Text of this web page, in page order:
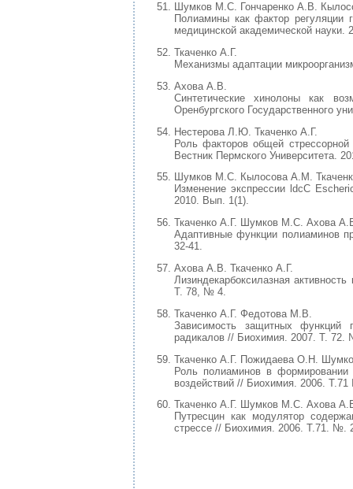
Шумков М.С. Гончаренко А.В.
Полиамины как фактор регуляции
медицинской академической
Ткаченко А.Г.
Механизмы адаптации
Ахова А.В.
Синтетические хинолоны как
Оренбургского Государственного
Нестерова Л.Ю. Ткаченко А.Г.
Роль факторов общей
Вестник Пермского Университета.
Шумков М.С. Кылосова А.М.
Изменение экспрессии ldcC
2010. Вып. 1(1).
Ткаченко А.Г. Шумков М.С. Ахова
Адаптивные функции полиаминов
32-41.
Ахова А.В. Ткаченко А.Г.
Лизиндекарбоксилазная
Т. 78, № 4.
Ткаченко А.Г. Федотова М.В.
Зависимость защитных функций
радикалов // Биохимия. 2007. Т. 72.
Ткаченко А.Г. Пожидаева О.Н.
Роль полиаминов в формировании
воздействий // Биохимия. 2006.
Ткаченко А.Г. Шумков М.С. Ахова
Путресцин как модулятор
стрессе // Биохимия. 2006. Т.71. №.